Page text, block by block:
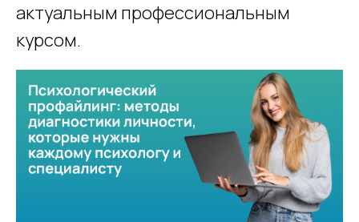
актуальным профессиональным
курсом.